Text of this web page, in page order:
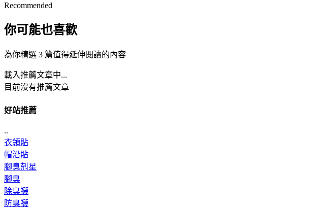
Recommended
你可能也喜歡
為你精選 3 篇值得延伸閱讀的內容
載入推薦文章中...
目前沒有推薦文章
好站推薦
..
衣領貼
帽沿貼
腳臭剋星
腳臭
除臭襪
防臭襪